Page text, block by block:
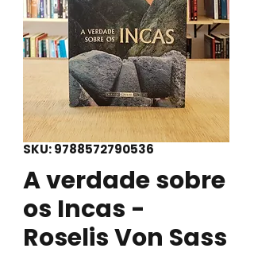
SKU: 9788572790536
A verdade sobre
os Incas -
Roselis Von Sass